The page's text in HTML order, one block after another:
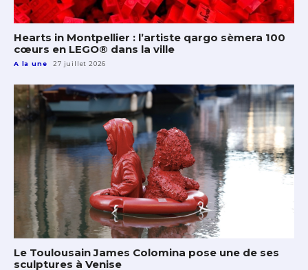
Hearts in Montpellier : l’artiste qargo sèmera 100
cœurs en LEGO® dans la ville
A la une 27 juillet 2026
Le Toulousain James Colomina pose une de ses
sculptures à Venise